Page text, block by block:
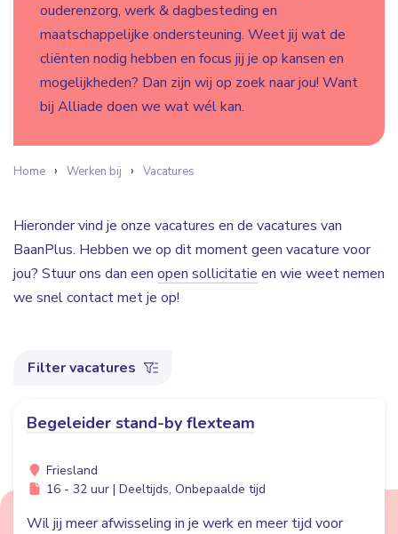
ouderenzorg, werk & dagbesteding en
maatschappelijke ondersteuning. Weet jij wat de
cliënten nodig hebben en focus jij je op kansen en
mogelijkheden? Dan zijn wij op zoek naar jou! Want
bij Alliade doen we wat wél kan.
Home Werken bij Vacatures
Hieronder vind je onze vacatures en de vacatures van
BaanPlus. Hebben we op dit moment geen vacature voor
jou? Stuur ons dan een open sollicitatie en wie weet nemen
we snel contact met je op!
Filter vacatures
Begeleider stand-by flexteam
Friesland
16 - 32 uur | Deeltijds, Onbepaalde tijd
Wil jij meer afwisseling in je werk en meer tijd voor